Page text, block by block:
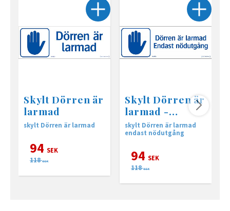
Skylt Dörren är
larmad
skylt Dörren är larmad
94 SEK
118 SEK
Skylt Dörren är
larmad -
nödutgång
skylt Dörren är larmad
endast nödutgång
94 SEK
118 SEK